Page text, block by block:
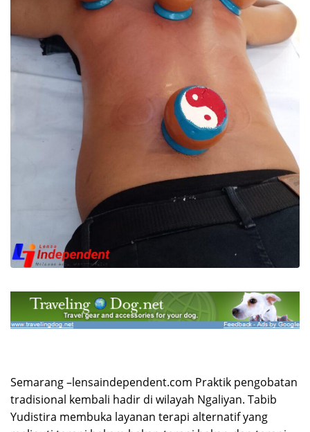
Semarang –lensaindependent.com Praktik pengobatan
tradisional kembali hadir di wilayah Ngaliyan. Tabib
Yudistira membuka layanan terapi alternatif yang